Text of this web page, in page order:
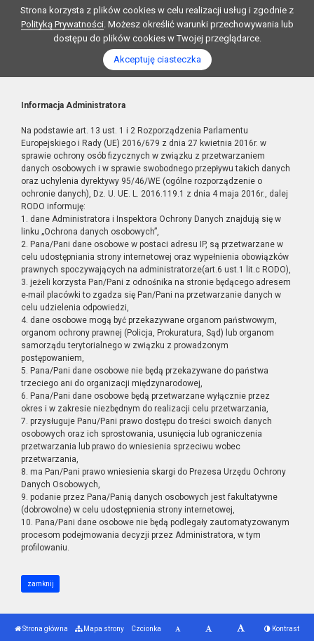
Strona korzysta z plików cookies w celu realizacji usług i zgodnie z
Polityką Prywatności. Możesz określić warunki przechowywania lub
dostępu do plików cookies w Twojej przeglądarce.
Akceptuję ciasteczka
Informacja Administratora
Na podstawie art. 13 ust. 1 i 2 Rozporządzenia Parlamentu
Europejskiego i Rady (UE) 2016/679 z dnia 27 kwietnia 2016r. w
sprawie ochrony osób fizycznych w związku z przetwarzaniem
danych osobowych i w sprawie swobodnego przepływu takich danych
oraz uchylenia dyrektywy 95/46/WE (ogólne rozporządzenie o
ochronie danych), Dz. U. UE. L. 2016.119.1 z dnia 4 maja 2016r., dalej
RODO informuję:
1. dane Administratora i Inspektora Ochrony Danych znajdują się w
linku „Ochrona danych osobowych”,
2. Pana/Pani dane osobowe w postaci adresu IP, są przetwarzane w
celu udostępniania strony internetowej oraz wypełnienia obowiązków
prawnych spoczywających na administratorze(art.6 ust.1 lit.c RODO),
3. jeżeli korzysta Pan/Pani z odnośnika na stronie będącego adresem
e-mail placówki to zgadza się Pan/Pani na przetwarzanie danych w
celu udzielenia odpowiedzi,
4. dane osobowe mogą być przekazywane organom państwowym,
organom ochrony prawnej (Policja, Prokuratura, Sąd) lub organom
samorządu terytorialnego w związku z prowadzonym
postępowaniem,
5. Pana/Pani dane osobowe nie będą przekazywane do państwa
trzeciego ani do organizacji międzynarodowej,
6. Pana/Pani dane osobowe będą przetwarzane wyłącznie przez
okres i w zakresie niezbędnym do realizacji celu przetwarzania,
7. przysługuje Panu/Pani prawo dostępu do treści swoich danych
osobowych oraz ich sprostowania, usunięcia lub ograniczenia
przetwarzania lub prawo do wniesienia sprzeciwu wobec
przetwarzania,
8. ma Pan/Pani prawo wniesienia skargi do Prezesa Urzędu Ochrony
Danych Osobowych,
9. podanie przez Pana/Panią danych osobowych jest fakultatywne
(dobrowolne) w celu udostępnienia strony internetowej,
10. Pana/Pani dane osobowe nie będą podlegały zautomatyzowanym
procesom podejmowania decyzji przez Administratora, w tym
profilowaniu.
zamknij
Strona główna Mapa strony Czcionka Kontrast